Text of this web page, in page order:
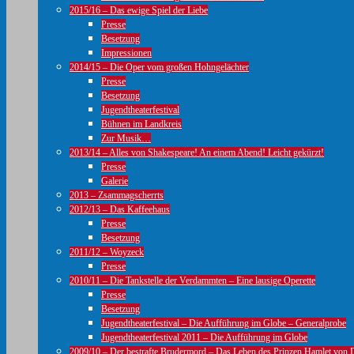
2015/16 – Das ewige Spiel der Liebe
Presse
Besetzung
Impressionen
2014/15 – Die Oper vom großen Hohngelächter
Presse
Besetzung
Jugendtheaterfestival
Bühnen im Landkreis
Zur Musik…
2013/14 – Alles von Shakespeare! An einem Abend! Leicht gekürzt!
Presse
Galerie
2013 – Zsammagscherrts
2012/13 – Das Kaffeehaus
Presse
Besetzung
2011/12 – Woyzeck
Presse
2010/11 – Die Tankstelle der Verdammten – Eine lausige Operette
Presse
Besetzung
Jugendtheaterfestival – Die Aufführung im Globe – Generalprobe
Jugendtheaterfestival 2011 – Die Aufführung im Globe
2009/10 – Der bestrafte Brudermord – Das Leben des Prinzen Hamlet von